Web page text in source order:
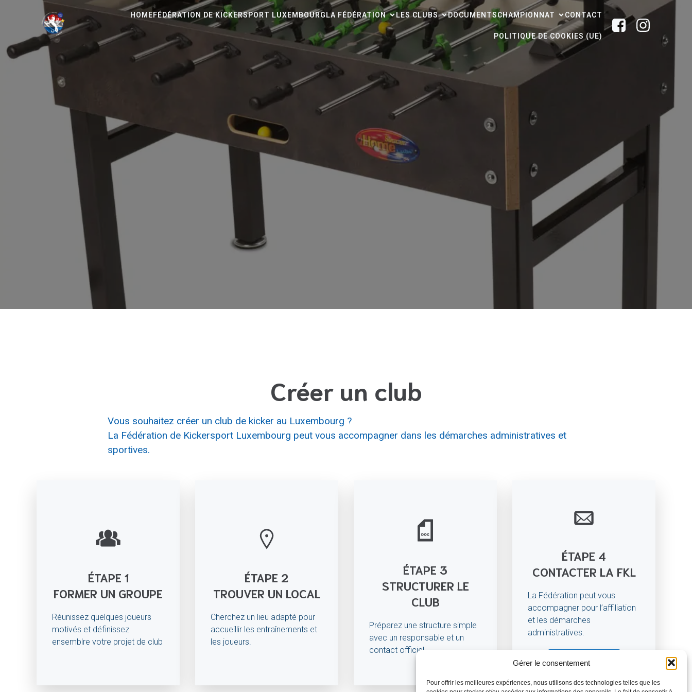
Gérer le consentement
Pour offrir les meilleures expériences, nous utilisons des technologies telles que les
HOMEFÉDÉRATION DE KICKERSPORT LUXEMBOURG LA FÉDÉRATION LES CLUBS DOCUMENTSCHAMPIONNAT CONTACT
POLITIQUE DE COOKIES (UE)
Créer un club
Vous souhaitez créer un club de kicker au Luxembourg ?
La Fédération de Kickersport Luxembourg peut vous accompagner dans les démarches administratives et
sportives.
ÉTAPE 1
FORMER UN GROUPE
Réunissez quelques joueurs
motivés et définissez
ensemblre votre projet de club
ÉTAPE 2
TROUVER UN LOCAL
Cherchez un lieu adapté pour
accueillir les entraînements et
les joueurs.
ÉTAPE 3
STRUCTURER LE
CLUB
Préparez une structure simple
avec un responsable et un
contact officiel.
ÉTAPE 4
CONTACTER LA FKL
La Fédération peut vous
accompagner pour l’affiliation
et les démarches
administratives.
INFO@FKL.LU